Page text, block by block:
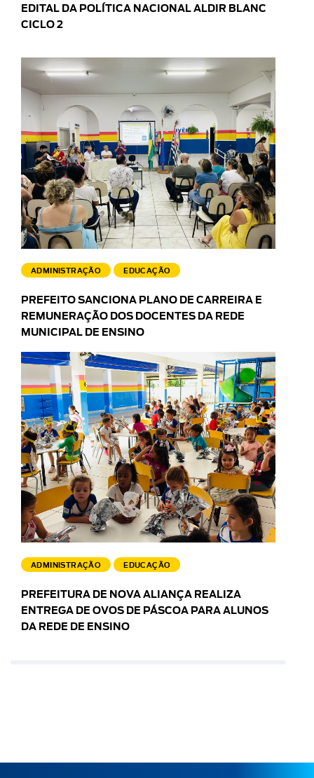
EDITAL DA POLÍTICA NACIONAL ALDIR BLANC
CICLO 2
ADMINISTRAÇÃO EDUCAÇÃO
PREFEITO SANCIONA PLANO DE CARREIRA E
REMUNERAÇÃO DOS DOCENTES DA REDE
MUNICIPAL DE ENSINO
ADMINISTRAÇÃO EDUCAÇÃO
PREFEITURA DE NOVA ALIANÇA REALIZA
ENTREGA DE OVOS DE PÁSCOA PARA ALUNOS
DA REDE DE ENSINO